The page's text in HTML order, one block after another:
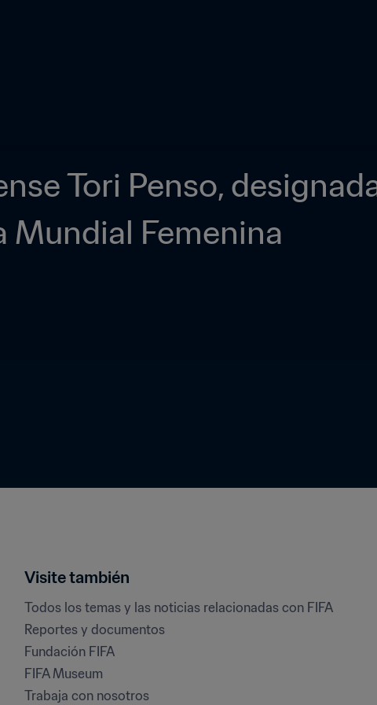
Tori Penso,
Mundial Femenina
Visite también
Todos los temas y las noticias relacionadas con FIFA
Reportes y documentos
Fundación FIFA
FIFA Museum
Trabaja con nosotros